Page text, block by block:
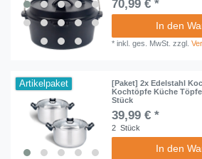
70,99 € *
In den
*inkl. ges. MwSt. zzgl.
Artikelpaket
[Paket] 2x Edelstahl
Kochtöpfe Küche
Stück
39,99 € *
2 Stück
In den